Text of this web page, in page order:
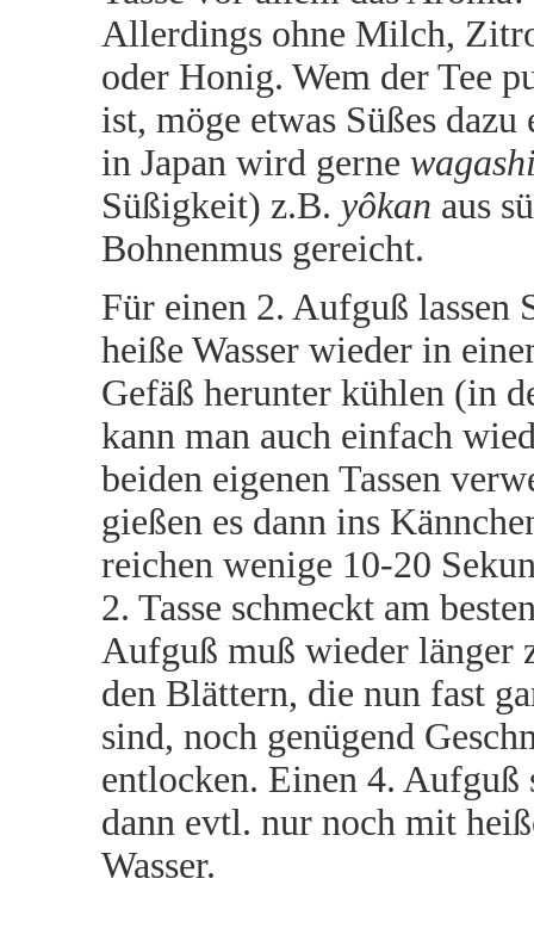
Allerdings ohne Milch,
oder Honig. Wem der Tee
ist, möge etwas Süßes dazu
in Japan wird gerne
Süßigkeit) z.B. yôkan aus
Bohnenmus gereicht.
Für einen 2. Aufguß lassen
heiße Wasser wieder in
Gefäß herunter kühlen (in
kann man auch einfach
beiden eigenen Tassen
gießen es dann ins
reichen wenige 10-20
2. Tasse schmeckt am
Aufguß muß wieder länger
den Blättern, die nun fast
sind, noch genügend
entlocken. Einen 4. Aufguß
dann evtl. nur noch mit
Wasser.